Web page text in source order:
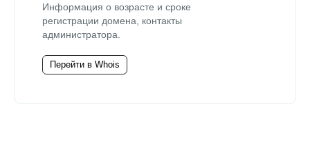
Информация о возрасте и сроке
регистрации домена, контакты
администратора.
Перейти в Whois